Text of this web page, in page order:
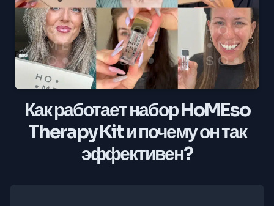
Как работает набор HoMEso
Therapy Kit и почему он так
эффективен?